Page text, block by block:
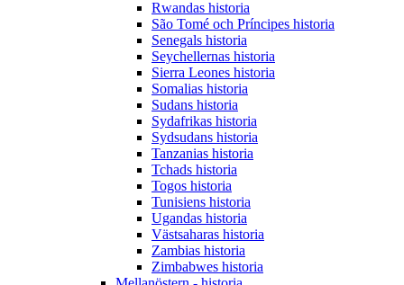
Rwandas historia
São Tomé och Príncipes historia
Senegals historia
Seychellernas historia
Sierra Leones historia
Somalias historia
Sudans historia
Sydafrikas historia
Sydsudans historia
Tanzanias historia
Tchads historia
Togos historia
Tunisiens historia
Ugandas historia
Västsaharas historia
Zambias historia
Zimbabwes historia